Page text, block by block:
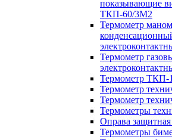
показывающие
ТКП-60/3М2
Термометр
Термометр
Термометр
Термометр
Термометр
Термометры
Оправа
Термометры